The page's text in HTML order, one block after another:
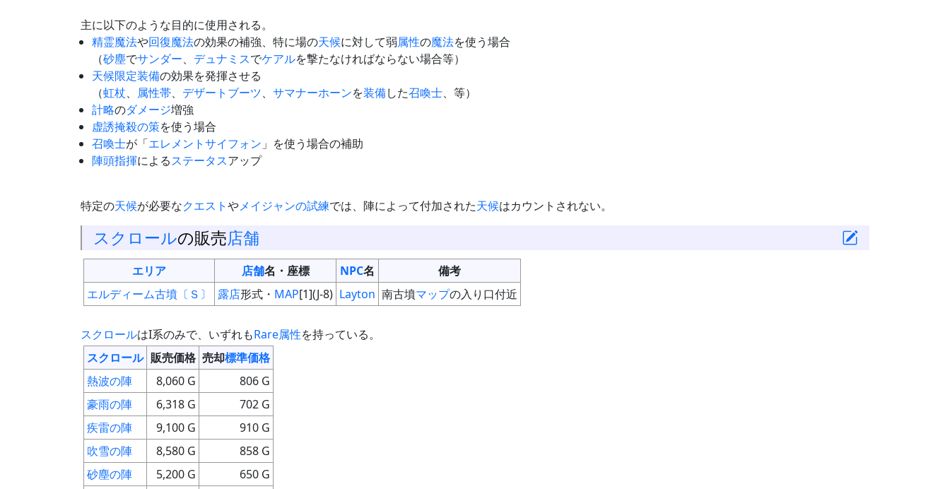
主に以下のような目的に使用される。
精霊魔法や回復魔法の効果の補強、特に場の天候に対して弱属性の魔法を使う場合
（砂塵でサンダー、 デュナミスでケアルを撃たなければならない場合等）
天候限定装備の効果を発揮させる
（虹杖、 属性帯、 デザートブーツ、 サマナーホーンを装備した召喚士、等）
計略のダメージ増強
虚誘掩殺の策を使う場合
召喚士が「エレメントサイフォン 」を使う場合の補助
陣頭指揮によるステータスアップ
特定の天候が必要なクエストやメイジャンの試練では、陣によって付加された天候はカウントされない。
スクロールの販売店舗
エリア 店舗名・座標 NPC名
備考
エルディーム古墳〔Ｓ〕
露店形式・ MAP[1](J-8) Layton 南古墳マップの入り口付近
スクロールはI系のみで、いずれもRare属性を持っている。
スクロール 販売価格 売却標準価格
熱波の陣
8,060 G
806 G
豪雨の陣
6,318 G
702 G
疾雷の陣
9,100 G
910 G
吹雪の陣
8,580 G
858 G
砂塵の陣
5,200 G
650 G